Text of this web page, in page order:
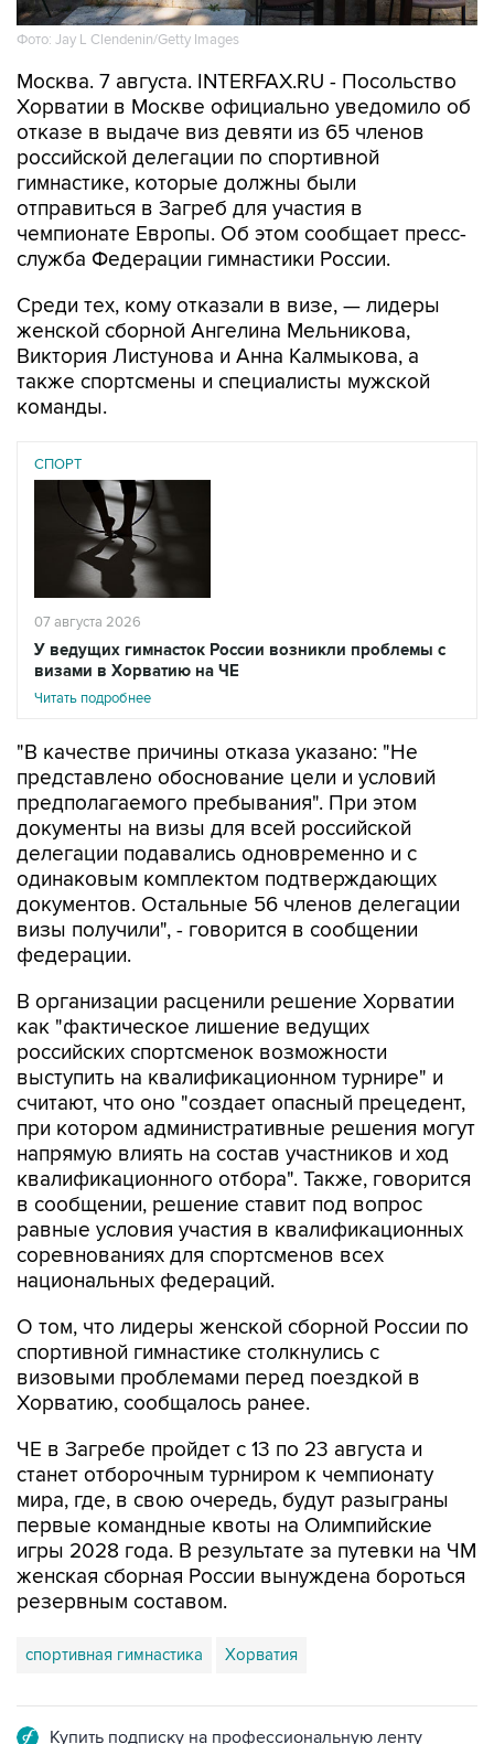
Фото: Jay L Clendenin/Getty Images
Москва. 7 августа. INTERFAX.RU - Посольство
Хорватии в Москве официально уведомило об
отказе в выдаче виз девяти из 65 членов
российской делегации по спортивной
гимнастике, которые должны были
отправиться в Загреб для участия в
чемпионате Европы. Об этом сообщает пресс-
служба Федерации гимнастики России.
Среди тех, кому отказали в визе, — лидеры
женской сборной Ангелина Мельникова,
Виктория Листунова и Анна Калмыкова, а
также спортсмены и специалисты мужской
команды.
СПОРТ
07 августа 2026
У ведущих гимнасток России возникли проблемы с
визами в Хорватию на ЧЕ
Читать подробнее
"В качестве причины отказа указано: "Не
представлено обоснование цели и условий
предполагаемого пребывания". При этом
документы на визы для всей российской
делегации подавались одновременно и с
одинаковым комплектом подтверждающих
документов. Остальные 56 членов делегации
визы получили", - говорится в сообщении
федерации.
В организации расценили решение Хорватии
как "фактическое лишение ведущих
российских спортсменок возможности
выступить на квалификационном турнире" и
считают, что оно "создает опасный прецедент,
при котором административные решения могут
напрямую влиять на состав участников и ход
квалификационного отбора". Также, говорится
в сообщении, решение ставит под вопрос
равные условия участия в квалификационных
соревнованиях для спортсменов всех
национальных федераций.
О том, что лидеры женской сборной России по
спортивной гимнастике столкнулись с
визовыми проблемами перед поездкой в
Хорватию, сообщалось ранее.
ЧЕ в Загребе пройдет с 13 по 23 августа и
станет отборочным турниром к чемпионату
мира, где, в свою очередь, будут разыграны
первые командные квоты на Олимпийские
игры 2028 года. В результате за путевки на ЧМ
женская сборная России вынуждена бороться
резервным составом.
спортивная гимнастика Хорватия
Купить подписку на профессиональную ленту